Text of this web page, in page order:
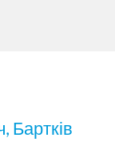
Бартків